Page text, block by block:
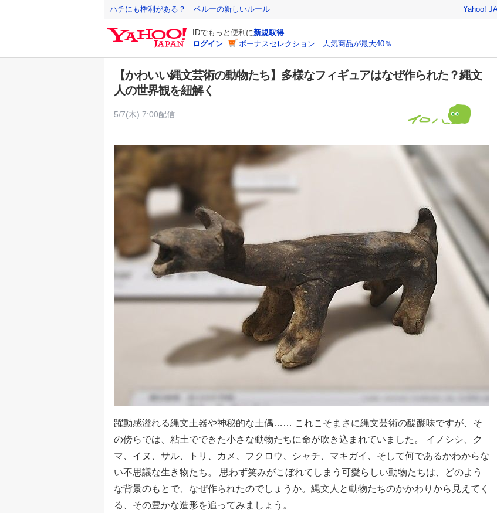
ハチにも権利がある？ ペルーの新しいルール Yahoo!
IDでもっと便利に新規取得
ログイン
ボーナスセレクション 人気商品が最大40％
【かわいい縄文芸術の動物たち】多様なフィギュアはなぜ作られた？縄文
人の世界観を紐解く
5/7(木) 7:00配信
躍動感溢れる縄文土器や神秘的な土偶…… これこそまさに縄文芸術の醍醐味ですが、そ
の傍らでは、粘土でできた小さな動物たちに命が吹き込まれていました。 イノシシ、ク
マ、イヌ、サル、トリ、カメ、フクロウ、シャチ、マキガイ、そして何であるかわからな
い不思議な生き物たち。 思わず笑みがこぼれてしまう可愛らしい動物たちは、どのよう
な背景のもとで、なぜ作られたのでしょうか。縄文人と動物たちのかかわりから見えてく
る、その豊かな造形を追ってみましょう。